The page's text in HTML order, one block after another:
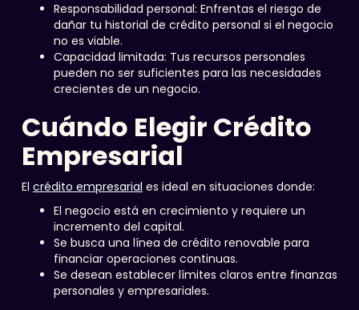
Responsabilidad personal: Enfrentas el riesgo de
dañar tu historial de crédito personal si el negocio
no es viable.
Capacidad limitada: Tus recursos personales
pueden no ser suficientes para las necesidades
crecientes de un negocio.
Cuándo Elegir Crédito
Empresarial
El crédito empresarial es ideal en situaciones donde:
El negocio está en crecimiento y requiere un
incremento del capital.
Se busca una línea de crédito renovable para
financiar operaciones continuas.
Se desean establecer límites claros entre finanzas
personales y empresariales.